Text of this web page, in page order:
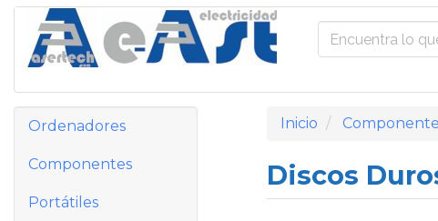
Ordenadores
Componentes
Portátiles
Inicio
Discos